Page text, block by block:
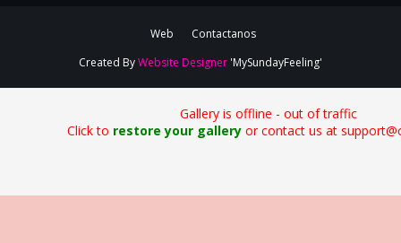
Web
Contactanos
Created ByWebsite Designer 'MySundayFeeling'
Gallery is offline - out of traffic
Click to restore your galleryor contact us at